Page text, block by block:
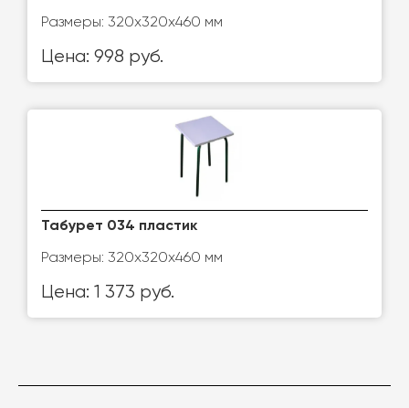
Размеры: 320х320х460 мм
Цена: 998 руб.
Табурет 034 пластик
Размеры: 320х320х460 мм
Цена: 1 373 руб.